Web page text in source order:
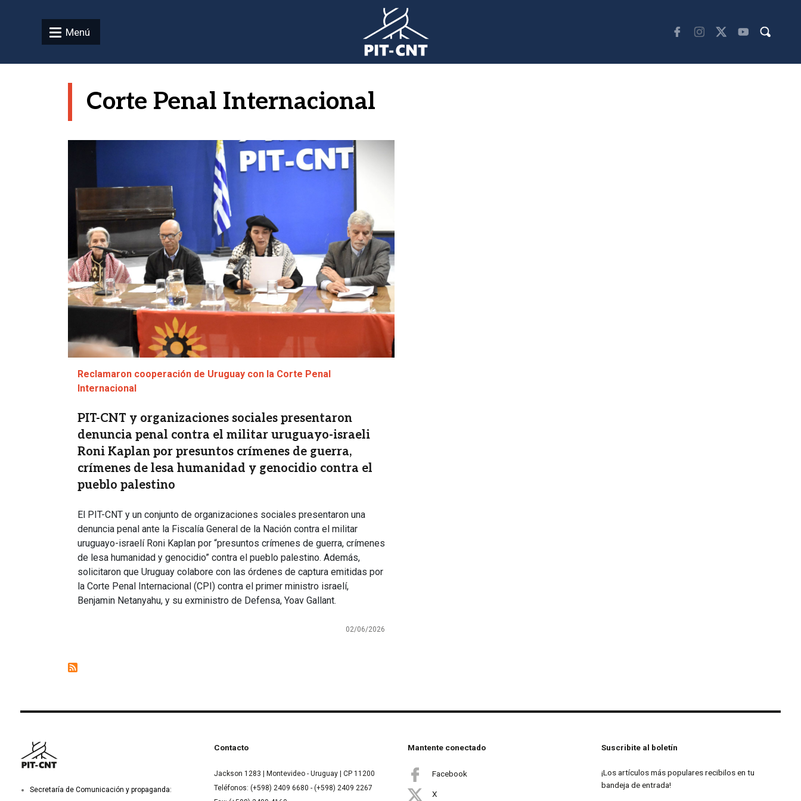
Menú
Corte Penal Internacional
Reclamaron cooperación de Uruguay con la Corte Penal
Internacional
PIT-CNT y organizaciones sociales presentaron
denuncia penal contra el militar uruguayo-israeli
Roni Kaplan por presuntos crímenes de guerra,
crímenes de lesa humanidad y genocidio contra el
pueblo palestino
El PIT-CNT y un conjunto de organizaciones sociales presentaron una
denuncia penal ante la Fiscalía General de la Nación contra el militar
uruguayo-israelí Roni Kaplan por “presuntos crímenes de guerra, crímenes
de lesa humanidad y genocidio” contra el pueblo palestino. Además,
solicitaron que Uruguay colabore con las órdenes de captura emitidas por
la Corte Penal Internacional (CPI) contra el primer ministro israelí,
Benjamin Netanyahu, y su exministro de Defensa, Yoav Gallant.
02/06/2026
Secretaría de Comunicación y propaganda:
Contacto
Jackson 1283 | Montevideo - Uruguay | CP 11200
Teléfonos: (+598) 2409 6680 - (+598) 2409 2267
Mantente conectado
Facebook
X
Suscribite al boletín
¡Los artículos más populares recibilos en tu
bandeja de entrada!